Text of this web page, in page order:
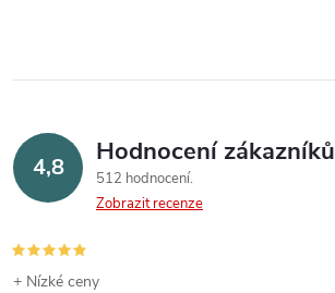
4,8 Hodnocení zákazníků
512 hodnocení
Zobrazit recenze
+ Nízké ceny